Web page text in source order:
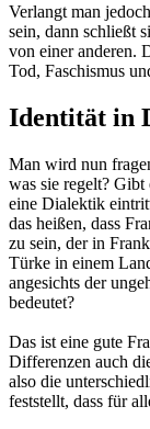
Verlangt man
sein, dann schließt
von einer anderen.
Tod, Faschismus
Identität in
Man wird nun
was sie regelt?
eine Dialektik
das heißen, dass
zu sein, der in
Türke in einem
angesichts der
bedeutet?
Das ist eine gute
Differenzen auch
also die
feststellt, dass für